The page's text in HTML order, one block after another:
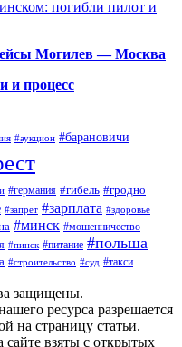
погибли пилот и
Могилев — Москва
и процесс
#аукцион #барановичи
#германия #гибель #гродно
#запрет #зарплата #здоровье
#минск #мошенничество
#пинск #питание #польша
#строительство #суд #такси
защищены.
ресурса разрешается
на страницу статьи.
взяты с открытых